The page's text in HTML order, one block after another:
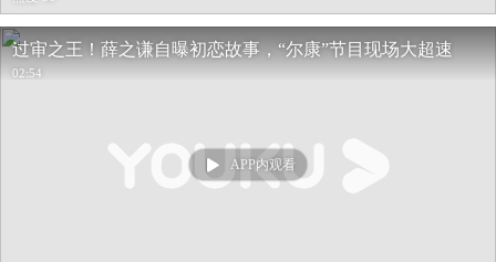
过审之王！薛之谦自曝初恋故事，“尔康”节目现场大超速
02:54
APP内观看